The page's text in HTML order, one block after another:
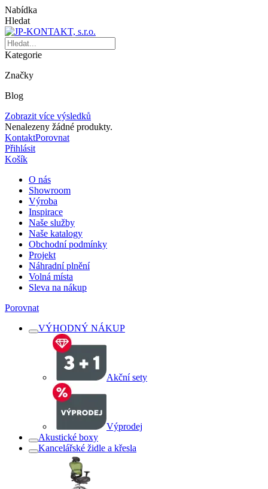
Nabídka
Hledat
Kategorie
Značky
Blog
Zobrazit více výsledků
Nenalezeny žádné produkty.
KontaktPorovnat
Přihlásit
Košík
O nás
Showroom
Výroba
Inspirace
Naše služby
Naše katalogy
Obchodní podmínky
Projekt
Náhradní plnění
Volná místa
Sleva na nákup
Porovnat
VÝHODNÝ NÁKUP
Akční sety
Výprodej
Akustické boxy
Kancelářské židle a křesla